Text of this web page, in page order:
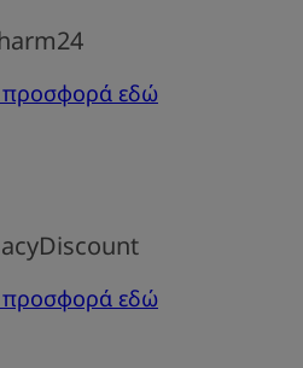
προσφορά εδώ
προσφορά εδώ